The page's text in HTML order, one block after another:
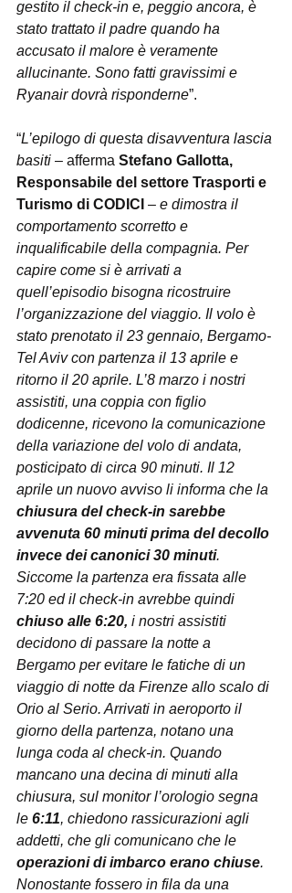
gestito il check-in e, peggio ancora, è
stato trattato il padre quando ha
accusato il malore è veramente
allucinante. Sono fatti gravissimi e
Ryanair dovrà risponderne”.
“L’epilogo di questa disavventura lascia
basiti – afferma Stefano Gallotta,
Responsabile del settore Trasporti e
Turismo di CODICI – e dimostra il
comportamento scorretto e
inqualificabile della compagnia. Per
capire come si è arrivati a
quell’episodio bisogna ricostruire
l’organizzazione del viaggio. Il volo è
stato prenotato il 23 gennaio, Bergamo-
Tel Aviv con partenza il 13 aprile e
ritorno il 20 aprile. L’8 marzo i nostri
assistiti, una coppia con figlio
dodicenne, ricevono la comunicazione
della variazione del volo di andata,
posticipato di circa 90 minuti. Il 12
aprile un nuovo avviso li informa che la
chiusura del check-in sarebbe
avvenuta 60 minuti prima del decollo
invece dei canonici 30 minuti.
Siccome la partenza era fissata alle
7:20 ed il check-in avrebbe quindi
chiuso alle 6:20, i nostri assistiti
decidono di passare la notte a
Bergamo per evitare le fatiche di un
viaggio di notte da Firenze allo scalo di
Orio al Serio. Arrivati in aeroporto il
giorno della partenza, notano una
lunga coda al check-in. Quando
mancano una decina di minuti alla
chiusura, sul monitor l’orologio segna
le 6:11, chiedono rassicurazioni agli
addetti, che gli comunicano che le
operazioni di imbarco erano chiuse.
Nonostante fossero in fila da una